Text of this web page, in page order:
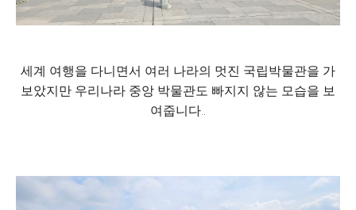
세계 여행을 다니면서 여러 나라의 멋진 국립박물관을 가
보았지만 우리나라 중앙 박물관도 빠지지 않는 모습을 보
여줍니다..